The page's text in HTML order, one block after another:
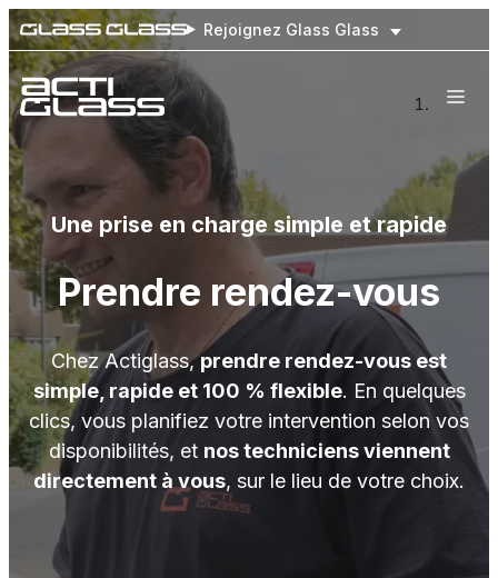
Rejoignez Glass Glass
Nos engagements
Nos prestations
Flottes de véhicules
Notre réseau national
Prendre rendez-vous
Une prise en charge simple et rapide
Prendre rendez-vous
Chez Actiglass,prendre rendez-vous est
simple, rapide et 100 % flexible. En quelques
clics, vous planifiez votre intervention selon vos
disponibilités, et nos techniciens viennent
directement à vous, sur le lieu de votre choix.